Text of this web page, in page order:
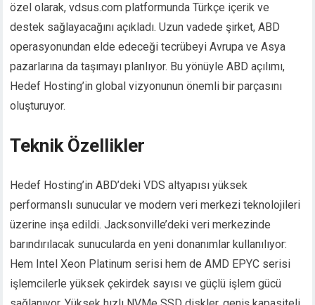
özel olarak, vdsus.com platformunda Türkçe içerik ve
destek sağlayacağını açıkladı. Uzun vadede şirket, ABD
operasyonundan elde edeceği tecrübeyi Avrupa ve Asya
pazarlarına da taşımayı planlıyor. Bu yönüyle ABD açılımı,
Hedef Hosting’in global vizyonunun önemli bir parçasını
oluşturuyor.
Teknik Özellikler
Hedef Hosting’in ABD’deki VDS altyapısı yüksek
performanslı sunucular ve modern veri merkezi teknolojileri
üzerine inşa edildi. Jacksonville’deki veri merkezinde
barındırılacak sunucularda en yeni donanımlar kullanılıyor:
Hem Intel Xeon Platinum serisi hem de AMD EPYC serisi
işlemcilerle yüksek çekirdek sayısı ve güçlü işlem gücü